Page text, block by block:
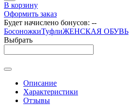
В корзину
Оформить заказ
Будет начислено бонусов: --
БосоножкиТуфлиЖЕНСКАЯ ОБУВЬ
Выбрать
Описание
Характеристики
Отзывы